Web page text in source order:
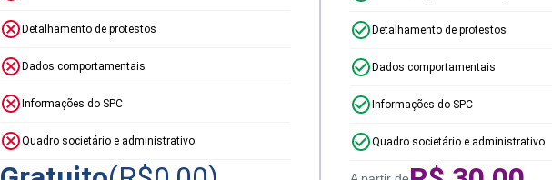
Detalhamento de protestos
Dados comportamentais
Informações do SPC
Quadro societário e administrativo
Detalhamento de protestos
Dados comportamentais
Informações do SPC
Quadro societário e administrativo